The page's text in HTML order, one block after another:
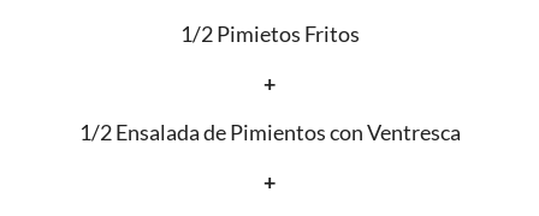
1/2 Pimietos Fritos
+
1/2 Ensalada de Pimientos con Ventresca
+